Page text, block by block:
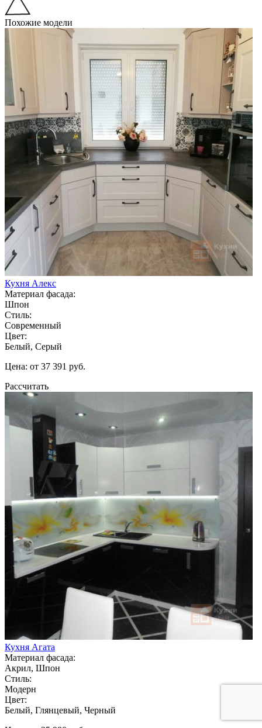
Похожие модели
Кухня Алекс
Материал фасада:
Шпон
Стиль:
Современный
Цвет:
Белый, Серый
Цена: от 37 391 руб.
Рассчитать
Кухня Агата
Материал фасада:
Акрил, Шпон
Стиль:
Модерн
Цвет:
Белый, Глянцевый, Черный